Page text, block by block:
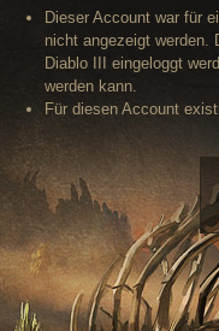
Dieser Account war für
nicht angezeigt werden.
Diablo III eingeloggt
werden kann.
Für diesen Account